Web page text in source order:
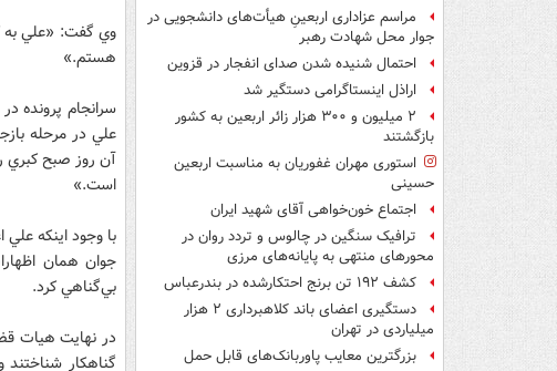
مراسم عزاداری اربعینِ هیأت‌های دانشجویی در
جوار محل شهادت رهبر
احتمال شنیده شدن صدای انفجار در قزوین
اراذل اینستاگرامی دستگیر شد
۲ میلیون و ۳۰۰ هزار زائر اربعین به کشور
بازگشتند
استوری مهران غفوریان به مناسبت اربعین
حسینی
اجتماع خون‌خواهی آقای شهید ایران
ترافیک سنگین در چالوس و تردد روان در
محورهای منتهی به پایانه‌های مرزی
کشف ۱۹۲ تن برنج احتکارشده در بندرعباس
دستگیری اعضای باند کلاهبرداری ۲ هزار
میلیاردی در تهران
بزرگترین معایب پاوربانک‌های قابل حمل
وي گفت: «علي به
هستم.»
علي در مرحله
آن روز صبح كبري
است.»
با وجود اينكه
جوان همان
بي‌گناهي كرد.
در نهايت هيات